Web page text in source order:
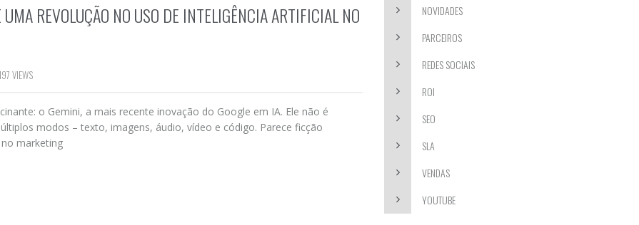
REVOLUÇÃO NO USO DE INTELIGÊNCIA ARTIFICIAL NO
VIEWS
o Gemini, a mais recente inovação do Google em IA. Ele não é
modos – texto, imagens, áudio, vídeo e código. Parece ficção
marketing
NOVIDADES
PARCEIROS
REDES SOCIAIS
ROI
SEO
SLA
VENDAS
YOUTUBE